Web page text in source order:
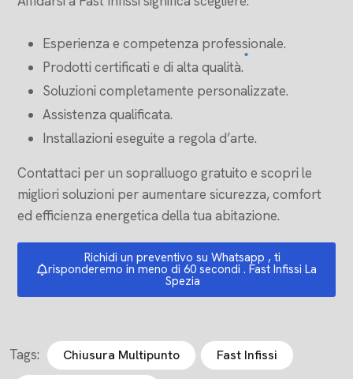
Esperienza e competenza professionale.
Prodotti certificati e di alta qualità.
Soluzioni completamente personalizzate.
Assistenza qualificata.
Installazioni eseguite a regola d’arte.
Contattaci per un sopralluogo gratuito e scopri le
migliori soluzioni per aumentare sicurezza, comfort
ed efficienza energetica della tua abitazione.
Richidi un preventivo su Whatsapp , ti
risponderemo in meno di 60 secondi . Fast Infissi La
Spezia
Tags: Chiusura Multipunto Fast Infissi